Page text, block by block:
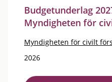
Budgetunderlag
Myndigheten för
Myndigheten för civilt
2026